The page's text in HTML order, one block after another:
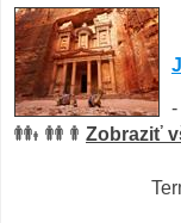
-
Zobraziť